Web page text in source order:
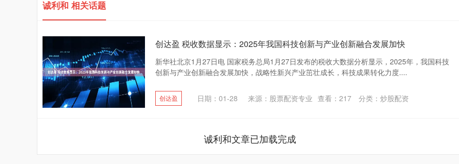
诚利和 相关话题
创达盈 税收数据显示：2025年我国科技创新与产业创新融合发展加快
新华社北京1月27日电 国家税务总局1月27日发布的税收大数据分析显示，2025年，我国科技
创新与产业创新融合发展加快，战略性新兴产业茁壮成长，科技成果转化力度....
创达盈 日期：01-28 来源：股票配资专业 查看： 217 分类： 炒股配资
诚利和文章已加载完成